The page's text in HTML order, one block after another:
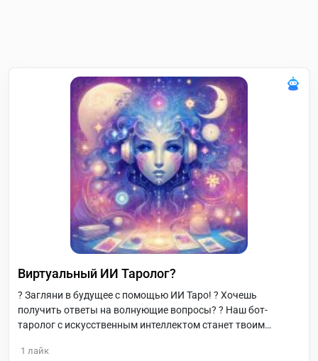
Виртуальный ИИ Таролог?
? Загляни в будущее с помощью ИИ Таро! ? Хочешь
получить ответы на волнующие вопросы? ? Наш бот-
таролог с искусственным интеллектом станет твоим
предсказаний! ✨ Что тебя ждет: * Бесплатный гороскоп на
1 лайк